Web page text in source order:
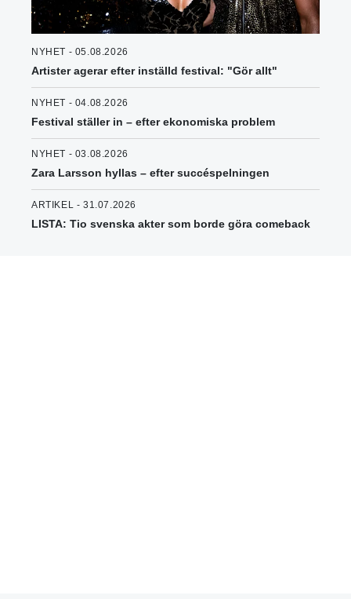
NYHET - 05.08.2026
Artister agerar efter inställd festival: "Gör allt"
NYHET - 04.08.2026
Festival ställer in – efter ekonomiska problem
NYHET - 03.08.2026
Zara Larsson hyllas – efter succéspelningen
ARTIKEL - 31.07.2026
LISTA: Tio svenska akter som borde göra comeback